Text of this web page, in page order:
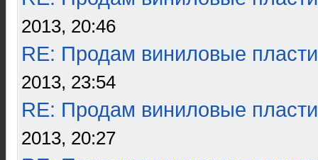
2013, 20:46
RE: Продам виниловые
2013, 23:54
RE: Продам виниловые
2013, 20:27